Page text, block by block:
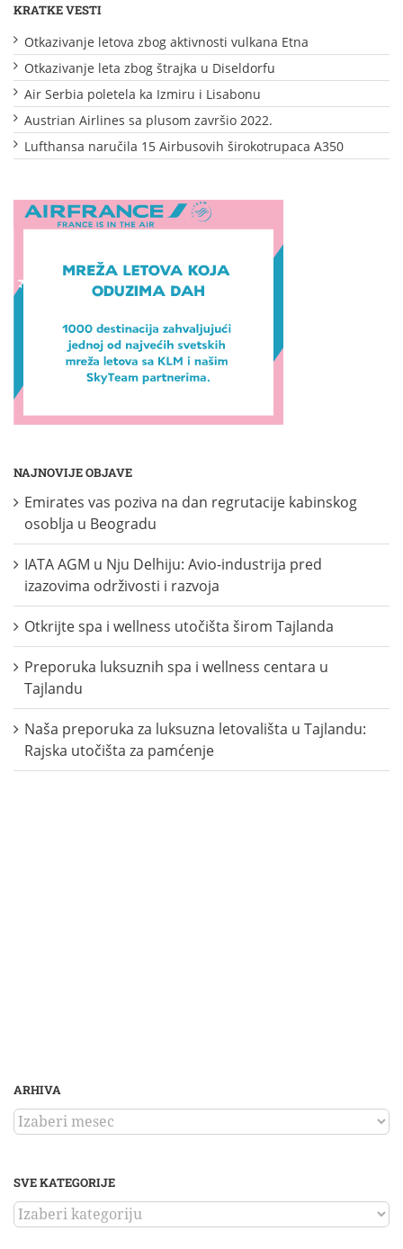
KRATKE VESTI
Otkazivanje letova zbog aktivnosti vulkana Etna
Otkazivanje leta zbog štrajka u Diseldorfu
Air Serbia poletela ka Izmiru i Lisabonu
Austrian Airlines sa plusom završio 2022.
Lufthansa naručila 15 Airbusovih širokotrupaca A350
NAJNOVIJE OBJAVE
Emirates vas poziva na dan regrutacije kabinskog
osoblja u Beogradu
IATA AGM u Nju Delhiju: Avio-industrija pred
izazovima održivosti i razvoja
Otkrijte spa i wellness utočišta širom Tajlanda
Preporuka luksuznih spa i wellness centara u
Tajlandu
Naša preporuka za luksuzna letovališta u Tajlandu:
Rajska utočišta za pamćenje
ARHIVA
ARHIVA
SVE KATEGORIJE
SVE
KATEGORIJE